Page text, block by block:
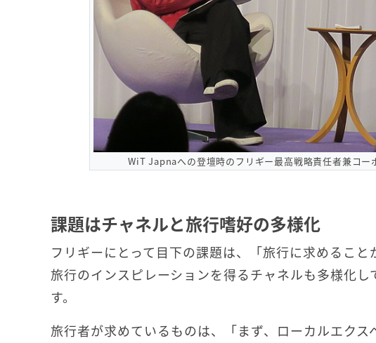
WiT Japnaへの登壇時のフリギー最高戦略責任者兼コ
課題はチャネルと旅行嗜好の多様化
フリギーにとって目下の課題は、「旅行に求めること
旅行のインスピレーションを得るチャネルも多様化
す。
旅行者が求めているものは、「まず、ローカルエクス